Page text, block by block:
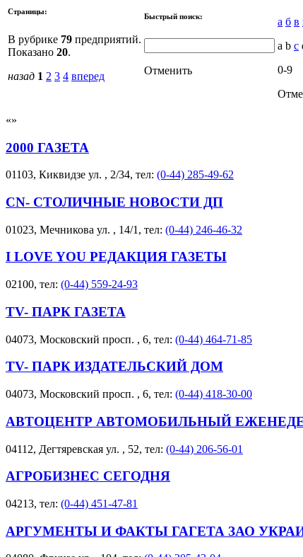
Страницы:
В рубрике 79 предприятий.
Показано 20.
назад 1 2 3 4 вперед
Быстрый поиск:
Отменить
а б в
a b c
0-9
2000 ГАЗЕТА
01103, Киквидзе ул. , 2/34, тел: (0-44) 285-49-62
CN- СТОЛИЧНЫЕ НОВОСТИ ДП
01023, Мечникова ул. , 14/1, тел: (0-44) 246-46-32
I LOVE YOU РЕДАКЦИЯ ГАЗЕТЫ
02100, тел: (0-44) 559-24-93
TV- ПАРК ГАЗЕТА
04073, Московский просп. , 6, тел: (0-44) 464-71-85
TV- ПАРК ИЗДАТЕЛЬСКИЙ ДОМ
04073, Московский просп. , 6, тел: (0-44) 418-30-00
АВТОЦЕНТР АВТОМОБИЛЬНЫЙ
04112, Дегтяревская ул. , 52, тел: (0-44) 206-56-01
АГРОБИЗНЕС СЕГОДНЯ
04213, тел: (0-44) 451-47-81
АРГУМЕНТЫ И ФАКТЫ ГАГЕТА ЗАО